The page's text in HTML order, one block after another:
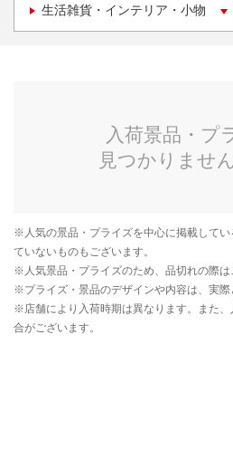
生活雑貨・インテリア・小物